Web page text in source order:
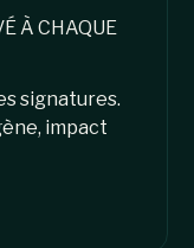
À CHAQUE
signatures.
impact